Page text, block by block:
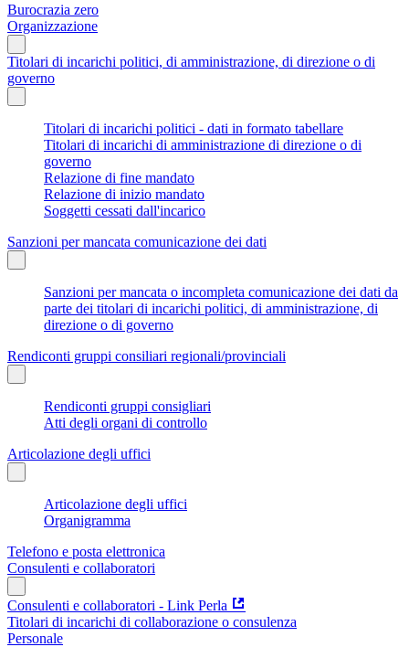
Burocrazia zero
Organizzazione
Titolari di incarichi politici, di amministrazione, di direzione o di
governo
Titolari di incarichi politici - dati in formato tabellare
Titolari di incarichi di amministrazione di direzione o di
governo
Relazione di fine mandato
Relazione di inizio mandato
Soggetti cessati dall'incarico
Sanzioni per mancata comunicazione dei dati
Sanzioni per mancata o incompleta comunicazione dei dati da
parte dei titolari di incarichi politici, di amministrazione, di
direzione o di governo
Rendiconti gruppi consiliari regionali/provinciali
Rendiconti gruppi consigliari
Atti degli organi di controllo
Articolazione degli uffici
Articolazione degli uffici
Organigramma
Telefono e posta elettronica
Consulenti e collaboratori
Consulenti e collaboratori - Link Perla
Titolari di incarichi di collaborazione o consulenza
Personale